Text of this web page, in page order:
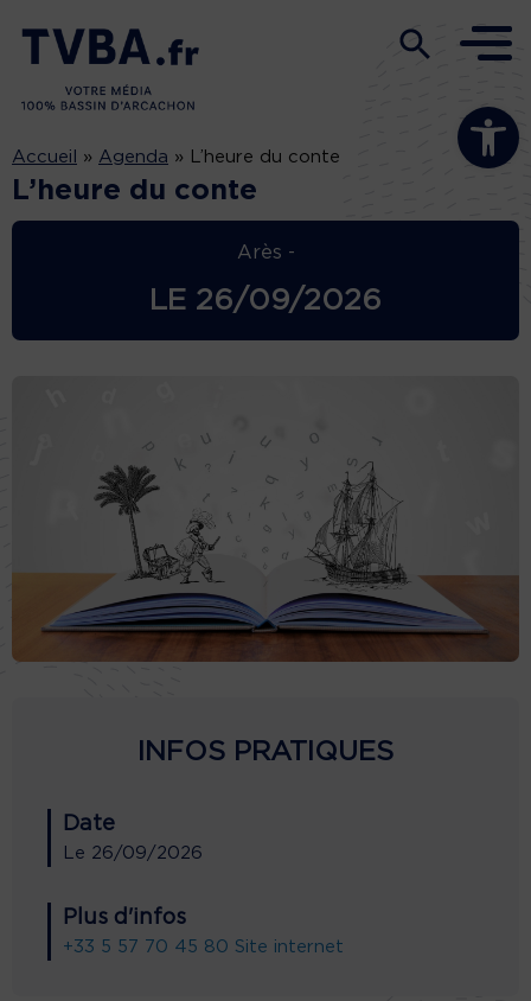
Ouvrir la
Accueil » Agenda » L’heure du conte
L’heure du conte
Arès -
LE 26/09/2026
INFOS PRATIQUES
Date
Le 26/09/2026
Plus d'infos
+33 5 57 70 45 80 Site internet